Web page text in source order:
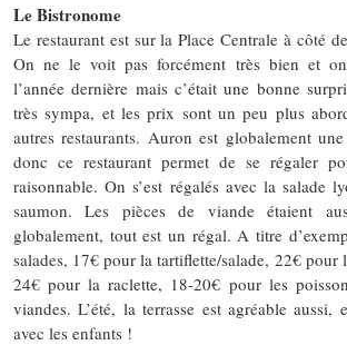
Le Bistronome
Le restaurant est sur la Place Centrale à côté
On ne le voit pas forcément très bien et
l’année dernière mais c’était une bonne
très sympa, et les prix sont un peu plus
autres restaurants. Auron est globalement
donc ce restaurant permet de se régaler
raisonnable. On s’est régalés avec la salade
saumon. Les pièces de viande étaient
globalement, tout est un régal. A titre
salades, 17€ pour la tartiflette/salade, 22€ pour
24€ pour la raclette, 18-20€ pour les
viandes. L’été, la terrasse est agréable aussi,
avec les enfants !